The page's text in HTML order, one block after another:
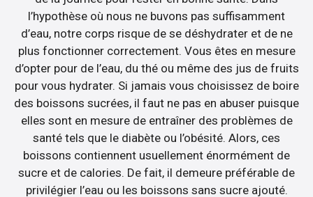
l’hypothèse où nous ne buvons pas suffisamment
d’eau, notre corps risque de se déshydrater et de ne
plus fonctionner correctement. Vous êtes en mesure
d’opter pour de l’eau, du thé ou même des jus de fruits
pour vous hydrater. Si jamais vous choisissez de boire
des boissons sucrées, il faut ne pas en abuser puisque
elles sont en mesure de entraîner des problèmes de
santé tels que le diabète ou l’obésité. Alors, ces
boissons contiennent usuellement énormément de
sucre et de calories. De fait, il demeure préférable de
privilégier l’eau ou les boissons sans sucre ajouté.